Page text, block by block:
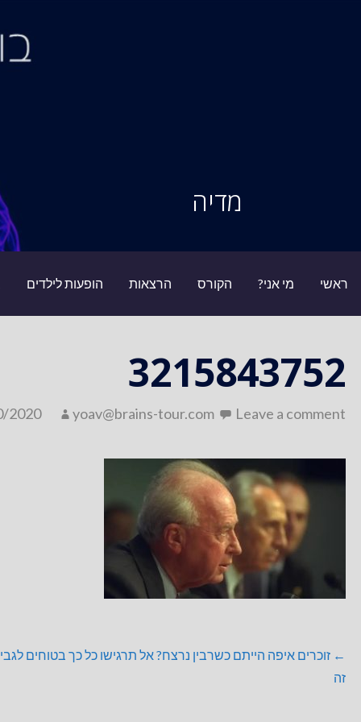
מדיה
ראשי מי אני? הקורס הרצאות הופעות לילדים
3215843752
2020 yoav@brains-tour.com Leave a comment
ניווט
← זוכרים איפה הייתם כשרבין נרצח? אל תרגישו כל כך בטוחים לגבי
זה